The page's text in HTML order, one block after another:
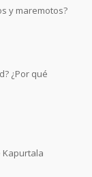
y maremotos?
¿Por qué
Kapurtala